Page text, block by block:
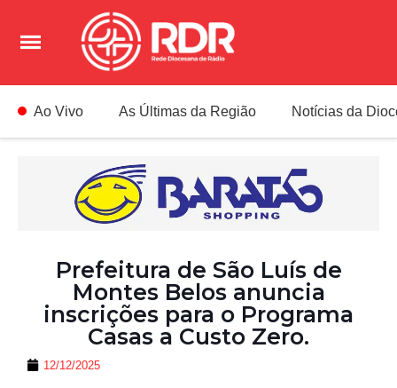
Ao Vivo As Últimas da Região Notícias da
Prefeitura de São Luís de
Montes Belos anuncia
inscrições para o Programa
Casas a Custo Zero.
12/12/2025